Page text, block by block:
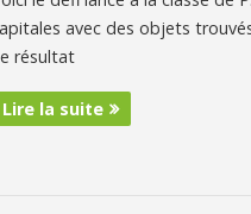
avec des objets
résultat
Lire la suite